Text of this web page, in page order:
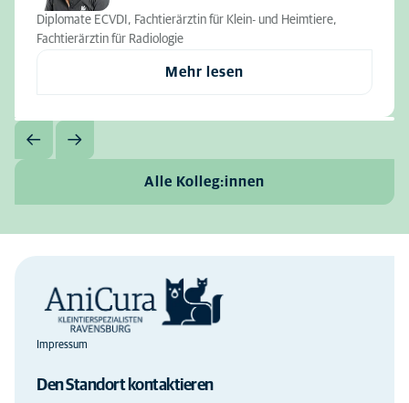
Diplomate ECVDI, Fachtierärztin für Klein- und Heimtiere,
Fachtierärztin für Radiologie
Mehr lesen
Alle Kolleg:innen
Impressum
Den Standort kontaktieren